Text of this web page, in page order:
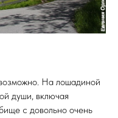
На лошадиной
души, включая
с довольно очень